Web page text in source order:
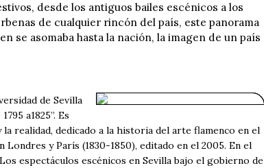
desde los antiguos bailes escénicos a los
de cualquier rincón del país, este panorama
se asomaba hasta la nación, la imagen de un país
de Sevilla
a1825”. Es
realidad, dedicado a la historia del arte flamenco en el
y París (1830-1850), editado en el 2005. En el
espectáculos escénicos en Sevilla bajo el gobierno de